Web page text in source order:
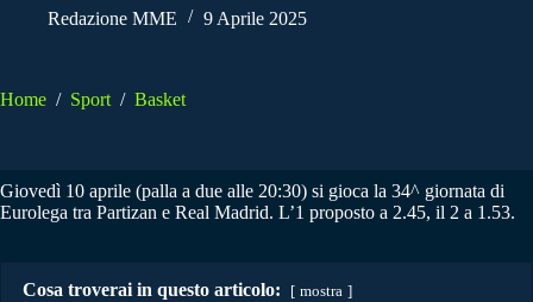
Redazione MME 9 Aprile 2025
Home / Sport / Basket
Giovedì 10 aprile (palla a due alle 20:30) si gioca la 34^ giornata di
Eurolega tra Partizan e Real Madrid. L’1 proposto a 2.45, il 2 a 1.53.
Cosa troverai in questo articolo: mostra